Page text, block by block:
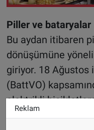
Piller ve bataryalar
Bu aydan itibaren
dönüşümüne
giriyor. 18 Ağustos
(BattVO)
elektrikli
belediyelere ait
Reklam